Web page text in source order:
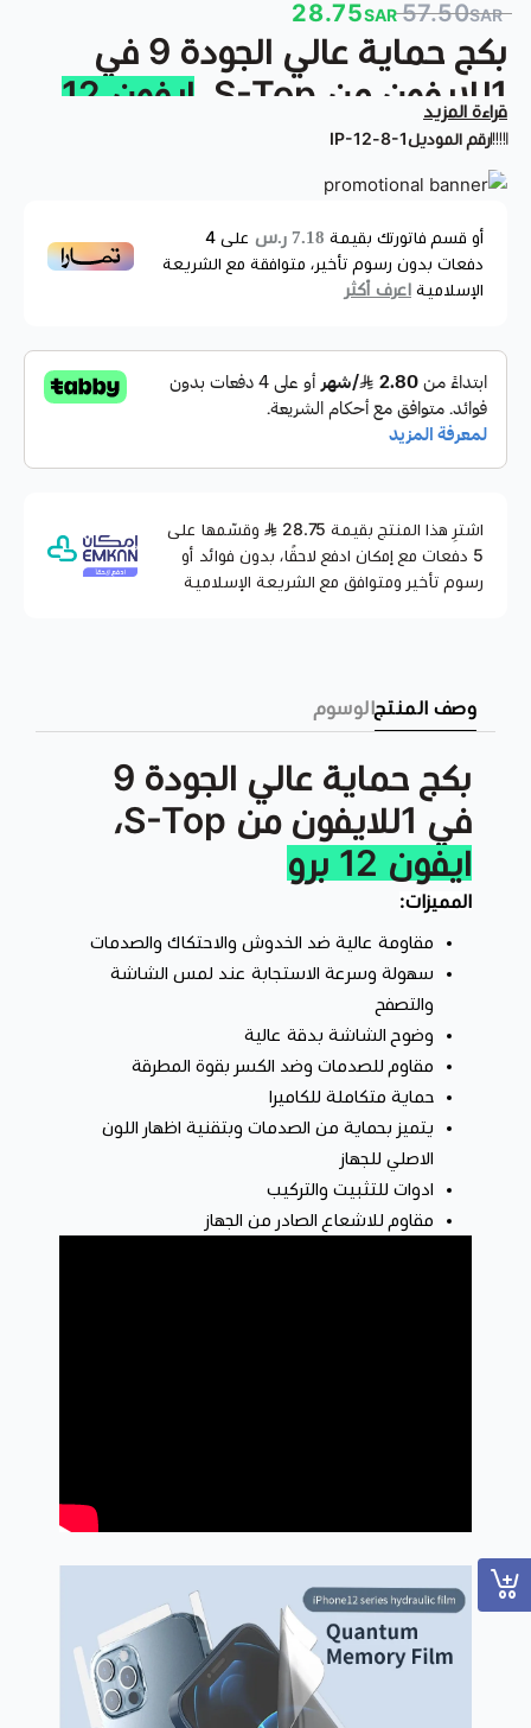
57.50SAR
28.75SAR
بكج حماية عالي الجودة 9 في
1للايفون من S-Top،
ايفون 12
برو
المميزات:
مقاومة عالية ضد الخدوش والاحتكاك والصدمات
سهولة وسرعة الاستجابة عند لمس الشاشة والتصفح
وضوح الشاشة بدقة عالية
يتميز بحماية من الصدمات وبتقنية اظهار اللون الاصلي للجهاز
ادوات للتثبيت والتركيب
مقاوم للاشعاع الصادر من الجهاز
محتويات البكج:
غطاء حراري خلفي
غطاء حراري امامي
غطاء حماية كاميرا
غطاء حماية كلي
حامل اغراض
قطعة مغناطيس
ستاند مغناطيس
قفاز ألعاب
سيراميك مطفي
مع طبقة حماية نانو، ضد بصمات الاصابع او تأثيرات اللمس
الاخرى
مع طبقة حواف 5D, ملمس ناعم
ملاحظة: عند الطلب يرجى التواصل معنا واتساب برقم الطلب لتحديد
نوع الايفون الخاص بك، احصل على شحن مجاني عند الطلب لاكثر من
قراءة المزيد
رقم الموديل 8-1-IP-12
أو قسم فاتورتك بقيمة 7.18 ر.س على 4
دفعات بدون رسوم تأخير، متوافقة مع الشريعة
الإسلامية اعرف أكثر
اشترِ هذا المنتج بقيمة 28.75
وقسّمها على
5 دفعات مع إمكان ادفع لاحقًا، بدون فوائد أو
رسوم تأخير ومتوافق مع الشريعة الإسلامية
وصف المنتجالوسوم
بكج حماية عالي الجودة 9
في 1للايفون من S-Top،
ايفون 12 برو
المميزات:
مقاومة عالية ضد الخدوش والاحتكاك والصدمات
سهولة وسرعة الاستجابة عند لمس الشاشة
والتصفح
وضوح الشاشة بدقة عالية
مقاوم للصدمات وضد الكسر بقوة المطرقة
حماية متكاملة للكاميرا
يتميز بحماية من الصدمات وبتقنية اظهار اللون
الاصلي للجهاز
ادوات للتثبيت والتركيب
مقاوم للاشعاع الصادر من الجهاز